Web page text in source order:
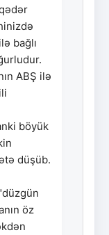
bağlı
ABŞ ilə
böyük
düşüb.
öz